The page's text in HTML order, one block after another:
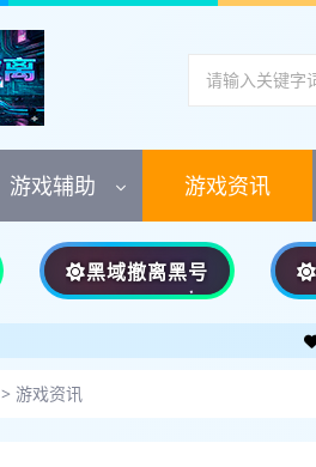
游戏辅助 游戏资讯
黑域撤离黑号
> 游戏资讯